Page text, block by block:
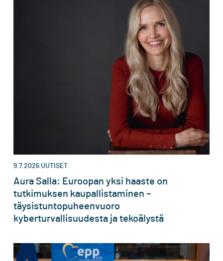
9.7.2026 UUTISET
Aura Salla: Euroopan yksi haaste on
tutkimuksen kaupallistaminen –
täysistuntopuheenvuoro
kyberturvallisuudesta ja tekoälystä